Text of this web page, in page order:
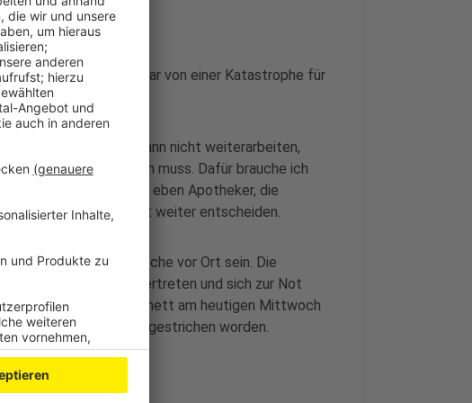
Gissinger spricht sogar von einer Katastrophe für
durchkommen:
Im Verkauf. Und der kann nicht weiterarbeiten,
Entscheiden helfen muss. Dafür brauche ich
ich natürlich auch eben Apotheker, die
PTA letztendlich nicht weiter entscheiden.
acht Stunden die Woche vor Ort sein. Die
PTAs, sollen sie vertreten und sich zur Not
das Bundes-Kabinett am heutigen Mittwoch
ist aber gestrichen worden.